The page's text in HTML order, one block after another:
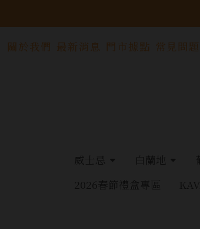
關於我們 最新消息 門市據點 常見問題
威士忌 白蘭地
2026春節禮盒專區